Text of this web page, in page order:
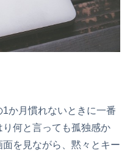
か月慣れないときに一番
何と言っても孤独感か
を見ながら、黙々とキー